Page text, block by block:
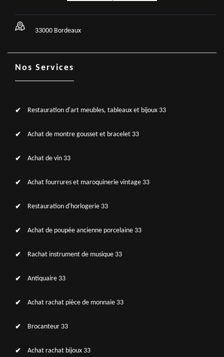
33000 Bordeaux
Nos Services
Restauration d'art meubles, tableaux et bijoux 33
Achat de montre gousset et bracelet 33
Achat de vin 33
Achat fourrures et maroquinerie vintage 33
Restauration d'horlogerie 33
Achat de poupée ancienne porcelaine 33
Rachat instrument de musique 33
Antiquaire 33
Achat rachat pièce de monnaie 33
Brocanteur 33
Achat rachat bijoux 33